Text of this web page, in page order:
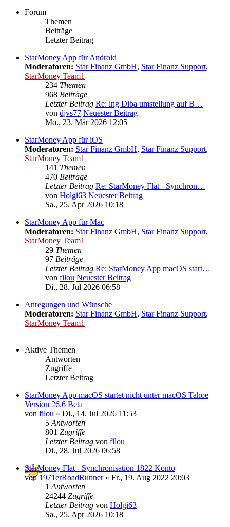
Forum
Themen
Beiträge
Letzter Beitrag
StarMoney App für Android
Moderatoren: Star Finanz GmbH, Star Finanz Support,
StarMoney Team1
234 Themen
968 Beiträge
Letzter Beitrag Re: ing Diba umstellung auf B…
von djvs77 Neuester Beitrag
Mo., 23. Mär 2026 12:05
StarMoney App für iOS
Moderatoren: Star Finanz GmbH, Star Finanz Support,
StarMoney Team1
141 Themen
470 Beiträge
Letzter Beitrag Re: StarMoney Flat - Synchron…
von Holgi63 Neuester Beitrag
Sa., 25. Apr 2026 10:18
StarMoney App für Mac
Moderatoren: Star Finanz GmbH, Star Finanz Support,
StarMoney Team1
29 Themen
97 Beiträge
Letzter Beitrag Re: StarMoney App macOS start…
von filou Neuester Beitrag
Di., 28. Jul 2026 06:58
Anregungen und Wünsche
Moderatoren: Star Finanz GmbH, Star Finanz Support,
StarMoney Team1
Aktive Themen
Antworten
Zugriffe
Letzter Beitrag
StarMoney App macOS startet nicht unter macOS Tahoe
Version 26.6 Beta
von filou » Di., 14. Jul 2026 11:53
5 Antworten
801 Zugriffe
Letzter Beitrag von filou
Di., 28. Jul 2026 06:58
StarMoney Flat - Synchronisation 1822 Konto
von1971erRoadRunner» Fr., 19. Aug 2022 20:03
1 Antworten
24244 Zugriffe
Letzter Beitrag von Holgi63
Sa., 25. Apr 2026 10:18